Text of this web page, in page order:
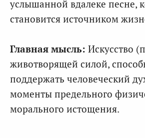
услышанной вдалеке песне,
становится источником
Главная мысль: Искусство
животворящей силой,
поддержать человеческий
моменты предельного
морального истощения.